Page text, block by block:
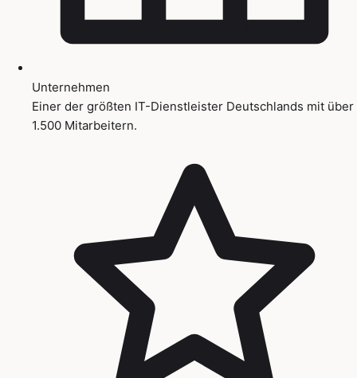
Unternehmen
Einer der größten IT-Dienstleister Deutschlands mit über
1.500 Mitarbeitern.